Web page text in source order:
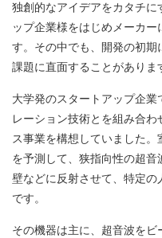
独創的なアイデアをカタチ
ップ企業様をはじめメーカ
す。その中でも、開発の初期
課題に直面することがありま
大学発のスタートアップ企業
レーション技術とを組み合
ス事業を構想していました
を予測して、狭指向性の超
壁などに反射させて、特定
です。
その機器は主に、超音波を